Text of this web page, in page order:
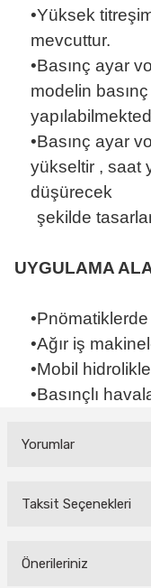
•Yüksek
mevcuttur.
•Basınç ayar
modelin
•Basınç ayar
yükseltir , saat
düşürecek
şekilde
UYGULAMA
•Pnömatiklerde
•Ağır iş
•Mobil
•Basınçlı
Yorumlar
Bu
Taksit Seçenekleri
Önerileriniz